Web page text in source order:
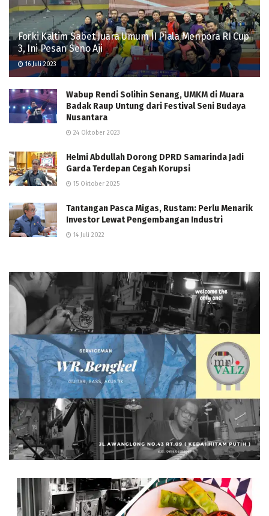
Forki Kaltim Sabet Juara Umum II Piala Menpora RI Cup
3, Ini Pesan Seno Aji
16 Juli 2023
Wabup Rendi Solihin Senang, UMKM di Muara
Badak Raup Untung dari Festival Seni Budaya
Nusantara
24 Oktober 2023
Helmi Abdullah Dorong DPRD Samarinda Jadi
Garda Terdepan Cegah Korupsi
15 Oktober 2025
Tantangan Pasca Migas, Rustam: Perlu Menarik
Investor Lewat Pengembangan Industri
14 Juli 2022